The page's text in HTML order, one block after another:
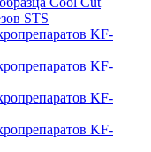
STS
KF-
KF-
KF-
KF-